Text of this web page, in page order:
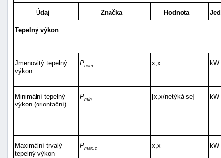
Údaj Značka Hodnota
Tepelný výkon
Jmenovitý tepelný
výkon
Pnom x,x kW
Minimální tepelný
výkon (orientační)
Pmin [x,x/netýká se] kW
Maximální trvalý
tepelný výkon
Pmax,c x,x kW